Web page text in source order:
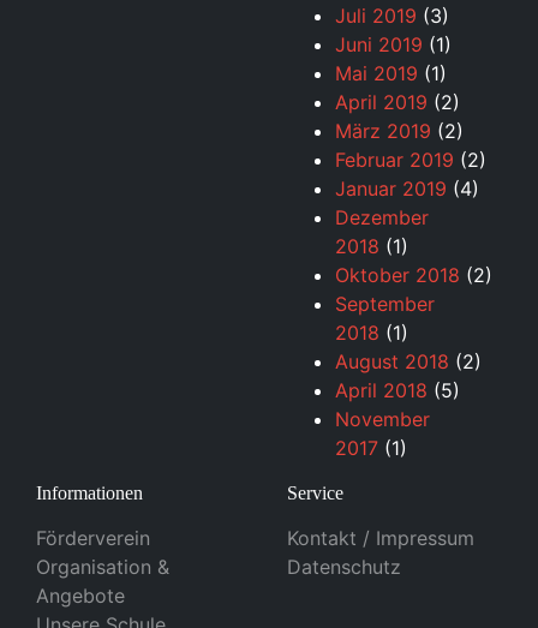
Juli 2019 (3)
Juni 2019 (1)
Mai 2019 (1)
April 2019 (2)
März 2019 (2)
Februar 2019 (2)
Januar 2019 (4)
Dezember
2018 (1)
Oktober 2018 (2)
September
2018 (1)
August 2018 (2)
April 2018 (5)
November
2017 (1)
Informationen
Förderverein
Organisation &
Angebote
Service
Kontakt / Impressum
Datenschutz